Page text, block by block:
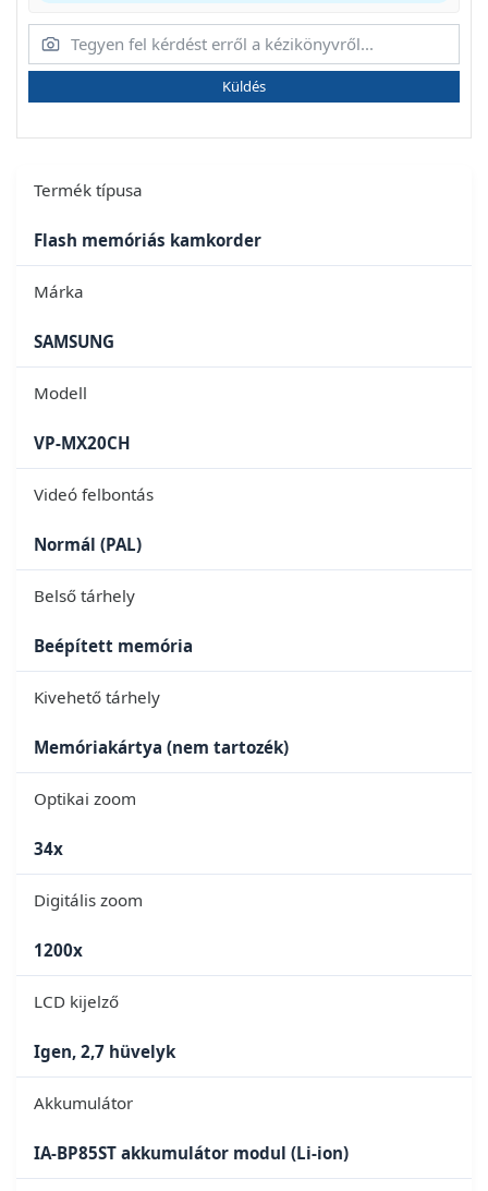
Küldés
Termék típusa
Flash memóriás kamkorder
Márka
SAMSUNG
Modell
VP-MX20CH
Videó felbontás
Normál (PAL)
Belső tárhely
Beépített memória
Kivehető tárhely
Memóriakártya (nem tartozék)
Optikai zoom
34x
Digitális zoom
1200x
LCD kijelző
Igen, 2,7 hüvelyk
Akkumulátor
IA-BP85ST akkumulátor modul (Li-ion)